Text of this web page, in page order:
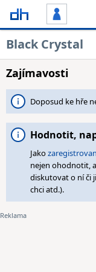
Black Crystal
Zajímavosti
Doposud ke hře
Hodnotit,
Jako
nejen ohodnotit,
diskutovat o ní či
chci atd.).